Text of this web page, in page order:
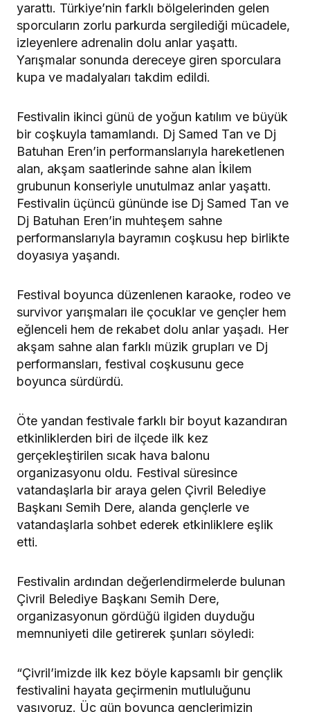
yarattı. Türkiye’nin farklı bölgelerinden gelen
sporcuların zorlu parkurda sergilediği mücadele,
izleyenlere adrenalin dolu anlar yaşattı.
Yarışmalar sonunda dereceye giren sporculara
kupa ve madalyaları takdim edildi.
Festivalin ikinci günü de yoğun katılım ve büyük
bir coşkuyla tamamlandı. Dj Samed Tan ve Dj
Batuhan Eren’in performanslarıyla hareketlenen
alan, akşam saatlerinde sahne alan İkilem
grubunun konseriyle unutulmaz anlar yaşattı.
Festivalin üçüncü gününde ise Dj Samed Tan ve
Dj Batuhan Eren’in muhteşem sahne
performanslarıyla bayramın coşkusu hep birlikte
doyasıya yaşandı.
Festival boyunca düzenlenen karaoke, rodeo ve
survivor yarışmaları ile çocuklar ve gençler hem
eğlenceli hem de rekabet dolu anlar yaşadı. Her
akşam sahne alan farklı müzik grupları ve Dj
performansları, festival coşkusunu gece
boyunca sürdürdü.
Öte yandan festivale farklı bir boyut kazandıran
etkinliklerden biri de ilçede ilk kez
gerçekleştirilen sıcak hava balonu
organizasyonu oldu. Festival süresince
vatandaşlarla bir araya gelen Çivril Belediye
Başkanı Semih Dere, alanda gençlerle ve
vatandaşlarla sohbet ederek etkinliklere eşlik
etti.
Festivalin ardından değerlendirmelerde bulunan
Çivril Belediye Başkanı Semih Dere,
organizasyonun gördüğü ilgiden duyduğu
memnuniyeti dile getirerek şunları söyledi:
“Çivril’imizde ilk kez böyle kapsamlı bir gençlik
festivalini hayata geçirmenin mutluluğunu
yaşıyoruz. Üç gün boyunca gençlerimizin